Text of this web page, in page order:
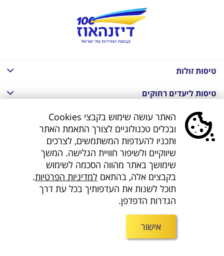
טיסות זולות
טיסות ליעדים רחוקים
חבילות נופש בחו"ל
חבילות נופש בחו"ל
חבילות טוס וסע
דילים לחו"ל
קישורים נוספים
חפשו אותנו ברשת
האתר עושה שימוש בקבצי Cookies
ובכלים טכנולוגיים לצורך התאמת האתר
ותכניו להעדפות המשתמשים, לצרכים
שיווקיים ולשיפור חוויית הגלישה. המשך
שימושך באתר מהווה הסכמה לשימוש
בקבצים אלה, בהתאם למדיניות הפרטיות.
תוכל לשנות את העדפותיך בכל עת דרך
הגדרות הדפדפן.
אישור